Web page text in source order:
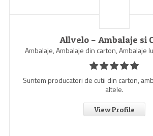
Allvelo – Ambalaje si
Ambalaje, Ambalaje din carton, Ambalaje
Suntem producatori de cutii din carton,
altele.
View Profile